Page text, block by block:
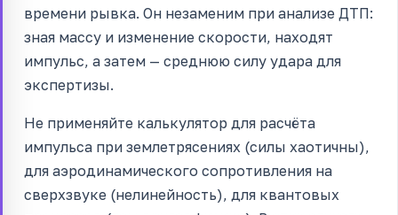
времени рывка. Он незаменим при анализе ДТП:
зная массу и изменение скорости, находят
импульс, а затем — среднюю силу удара для
экспертизы.
Не применяйте калькулятор для расчёта
импульса при землетрясениях (силы хаотичны),
для аэродинамического сопротивления на
сверхзвуке (нелинейность), для квантовых